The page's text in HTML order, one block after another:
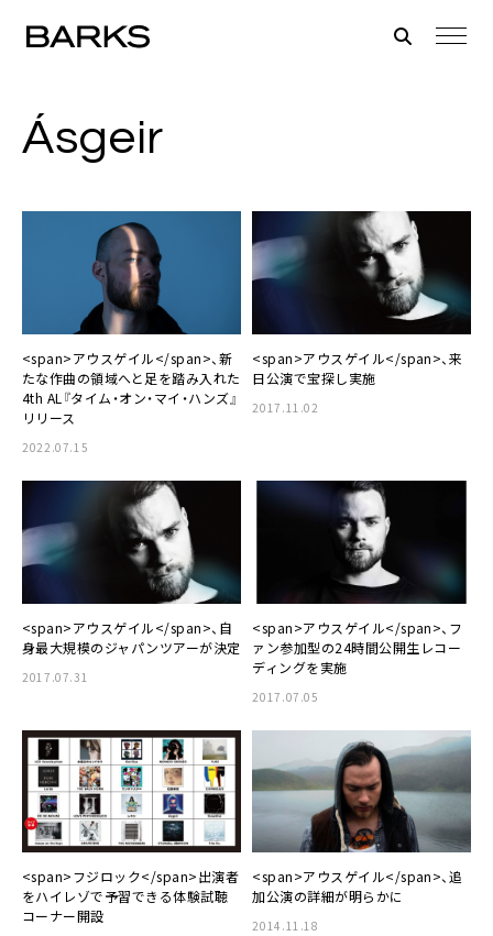
Ásgeir
<span>アウスゲイル</span>、新
たな作曲の領域へと足を踏み入れた
4th AL『タイム・オン・マイ・ハンズ』
リリース
2022.07.15
<span>アウスゲイル</span>、来
日公演で宝探し実施
2017.11.02
<span>アウスゲイル</span>、自
身最大規模のジャパンツアーが決定
2017.07.31
<span>アウスゲイル</span>、フ
ァン参加型の24時間公開生レコー
ディングを実施
2017.07.05
<span>フジロック</span>出演者
をハイレゾで予習できる体験試聴
コーナー開設
<span>アウスゲイル</span>、追
加公演の詳細が明らかに
2014.11.18